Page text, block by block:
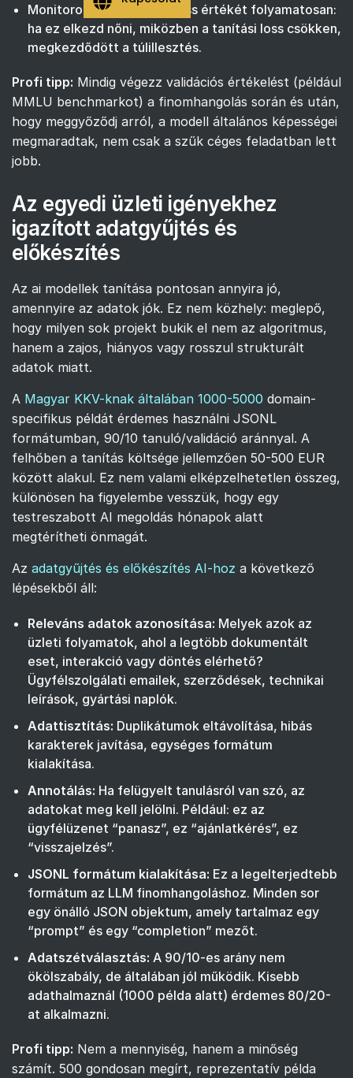
Monitorozd a validációs loss értékét folyamatosan:
ha ez elkezd nőni, miközben a tanítási loss csökken,
megkezdődött a túlillesztés.
Profi tipp: Mindig végezz validációs értékelést (például
MMLU benchmarkot) a finomhangolás során és után,
hogy meggyőződj arról, a modell általános képességei
megmaradtak, nem csak a szűk céges feladatban lett
jobb.
Az egyedi üzleti igényekhez
igazított adatgyűjtés és
előkészítés
Az ai modellek tanítása pontosan annyira jó,
amennyire az adatok jók. Ez nem közhely: meglepő,
hogy milyen sok projekt bukik el nem az algoritmus,
hanem a zajos, hiányos vagy rosszul strukturált
adatok miatt.
A Magyar KKV-knak általában 1000-5000 domain-
specifikus példát érdemes használni JSONL
formátumban, 90/10 tanuló/validáció aránnyal. A
felhőben a tanítás költsége jellemzően 50-500 EUR
között alakul. Ez nem valami elképzelhetetlen összeg,
különösen ha figyelembe vesszük, hogy egy
testreszabott AI megoldás hónapok alatt
megtérítheti önmagát.
Az adatgyűjtés és előkészítés AI-hoz a következő
lépésekből áll:
Releváns adatok azonosítása: Melyek azok az
üzleti folyamatok, ahol a legtöbb dokumentált
eset, interakció vagy döntés elérhető?
Ügyfélszolgálati emailek, szerződések, technikai
leírások, gyártási naplók.
Adattisztítás: Duplikátumok eltávolítása, hibás
karakterek javítása, egységes formátum
kialakítása.
Annotálás: Ha felügyelt tanulásról van szó, az
adatokat meg kell jelölni. Például: ez az
ügyfélüzenet “panasz”, ez “ajánlatkérés”, ez
“visszajelzés”.
JSONL formátum kialakítása: Ez a legelterjedtebb
formátum az LLM finomhangoláshoz. Minden sor
egy önálló JSON objektum, amely tartalmaz egy
“prompt” és egy “completion” mezőt.
Adatszétválasztás: A 90/10-es arány nem
ökölszabály, de általában jól működik. Kisebb
adathalmaznál (1000 példa alatt) érdemes 80/20-
at alkalmazni.
Profi tipp: Nem a mennyiség, hanem a minőség
számít. 500 gondosan megírt, reprezentatív példa